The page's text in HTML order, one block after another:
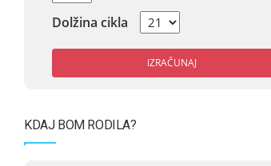
Dolžina cikla
IZRAČUNAJ
KDAJ BOM RODILA?